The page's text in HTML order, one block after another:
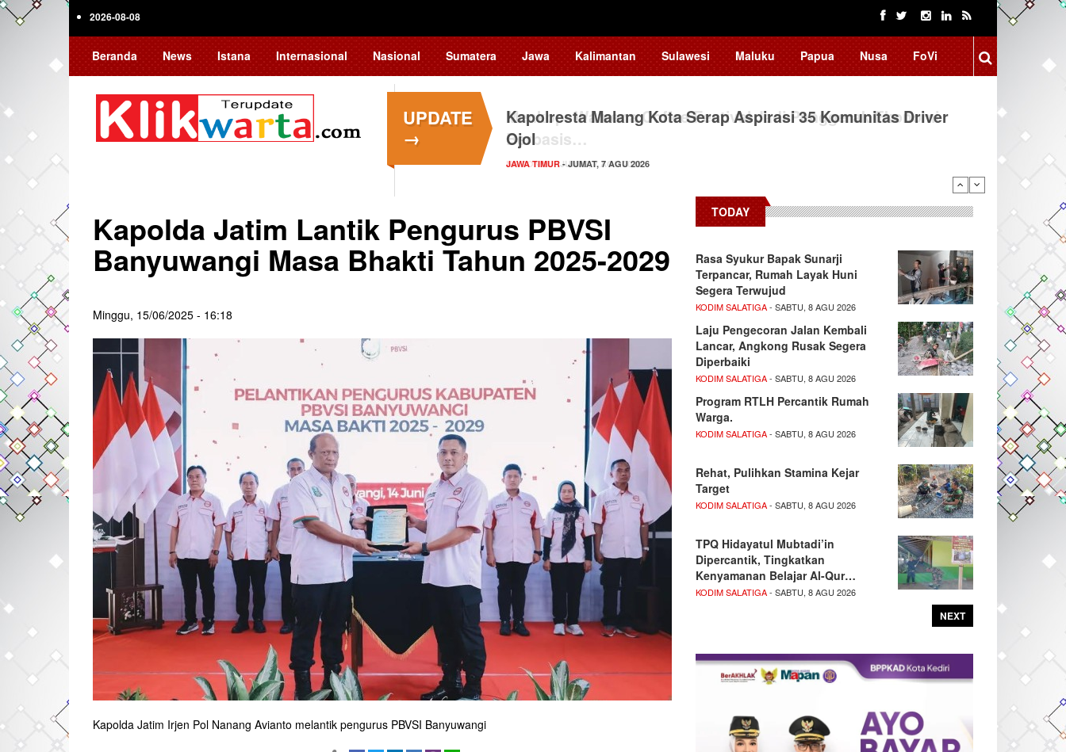
Skip
2026-08-08
Beranda News Istana Internasional Nasional Sumatera Jawa Kalimantan Sulawesi Maluku Papua Nusa FoVi
UPDATE
→
Kapolresta Malang Kota Serap Aspirasi 35 Komunitas Driver
Ojol
JAWA TIMUR- JUMAT, 7 AGU 2026
Kapolda Jatim Lantik Pengurus PBVSI
Banyuwangi Masa Bhakti Tahun 2025-2029
Minggu, 15/06/2025 - 16:18
Kapolda Jatim Irjen Pol Nanang Avianto melantik pengurus PBVSI Banyuwangi
TODAY
Rasa Syukur Bapak Sunarji
Terpancar, Rumah Layak Huni
Segera Terwujud
KODIM SALATIGA- SABTU, 8 AGU 2026
Laju Pengecoran Jalan Kembali
Lancar, Angkong Rusak Segera
Diperbaiki
KODIM SALATIGA- SABTU, 8 AGU 2026
Program RTLH Percantik Rumah
Warga.
KODIM SALATIGA- SABTU, 8 AGU 2026
Rehat, Pulihkan Stamina Kejar
Target
KODIM SALATIGA- SABTU, 8 AGU 2026
TPQ Hidayatul Mubtadi’in
Dipercantik, Tingkatkan
Kenyamanan Belajar Al-Qur…
KODIM SALATIGA- SABTU, 8 AGU 2026
NEXT